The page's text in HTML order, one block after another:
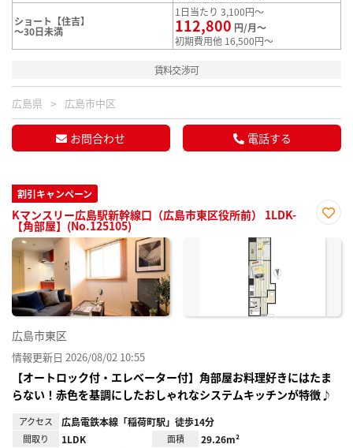
ショート【住吉】
～30日未満
1日当たり 3,100円～
112,800 円/月～
初期費用他 16,500円～
賃料交渉可
広島県 広島市中区
お問合わせ 電話する
割引キャンペーン
Kマンスリー広島駅新幹線口（広島市東区役所前） 1LDK-
【角部屋】(No.125105)
に入
広島市東区
情報更新日 2026/08/02 10:55
【オートロック付・エレベーター付】角部屋お料理好きにはたま
らない！赤色を基調にしたおしゃれなシステムキッチンが特徴♪
アクセス 広島電鉄本線「稲荷町駅」徒歩14分
間取り 1LDK 面積 29.26m²